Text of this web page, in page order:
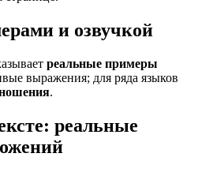
и озвучкой
реальные примеры
выражения; для ряда языков
.
реальные